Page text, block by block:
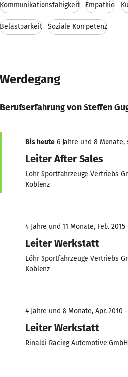
Kommunikationsfähigkeit Empathie
Belastbarkeit Soziale Kompetenz
Werdegang
Berufserfahrung von Steffen
Bis heute 6 Jahre und 8 Monate,
Leiter After Sales
Löhr Sportfahrzeuge Vertriebs
Koblenz
4 Jahre und 11 Monate, Feb. 2015
Leiter Werkstatt
Löhr Sportfahrzeuge Vertriebs
Koblenz
4 Jahre und 8 Monate, Apr. 2010
Leiter Werkstatt
Rinaldi Racing Automotive GmbH